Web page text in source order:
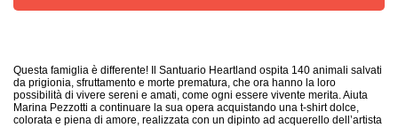
Questa famiglia è differente! Il Santuario Heartland ospita 140 animali salvati
da prigionia, sfruttamento e morte prematura, che ora hanno la loro
possibilità di vivere sereni e amati, come ogni essere vivente merita. Aiuta
Marina Pezzotti a continuare la sua opera acquistando una t-shirt dolce,
colorata e piena di amore, realizzata con un dipinto ad acquerello dell’artista